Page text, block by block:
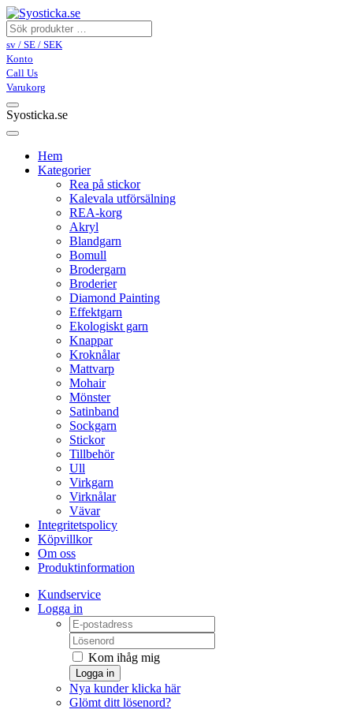
sv / SE / SEK
Konto
Call Us
Varukorg
Syosticka.se
Hem
Kategorier
Rea på stickor
Kalevala utförsälning
REA-korg
Akryl
Blandgarn
Bomull
Brodergarn
Broderier
Diamond Painting
Effektgarn
Ekologiskt garn
Knappar
Kroknålar
Mattvarp
Mohair
Mönster
Satinband
Sockgarn
Stickor
Tillbehör
Ull
Virkgarn
Virknålar
Vävar
Integritetspolicy
Köpvillkor
Om oss
Produktinformation
Kundservice
Logga in
Kom ihåg mig
Logga in
Nya kunder klicka här
Glömt ditt lösenord?